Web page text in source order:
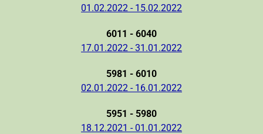
01.02.2022 - 15.02.2022
6011 - 6040
17.01.2022 - 31.01.2022
5981 - 6010
02.01.2022 - 16.01.2022
5951 - 5980
18.12.2021 - 01.01.2022